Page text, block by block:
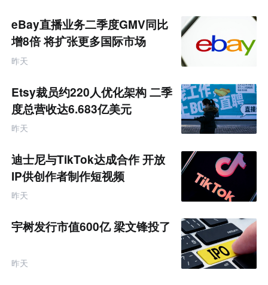
eBay直播业务二季度GMV同比
增8倍 将扩张更多国际市场
昨天
Etsy裁员约220人优化架构 二季
度总营收达6.683亿美元
昨天
迪士尼与TikTok达成合作 开放
IP供创作者制作短视频
昨天
宇树发行市值600亿 梁文锋投了
昨天